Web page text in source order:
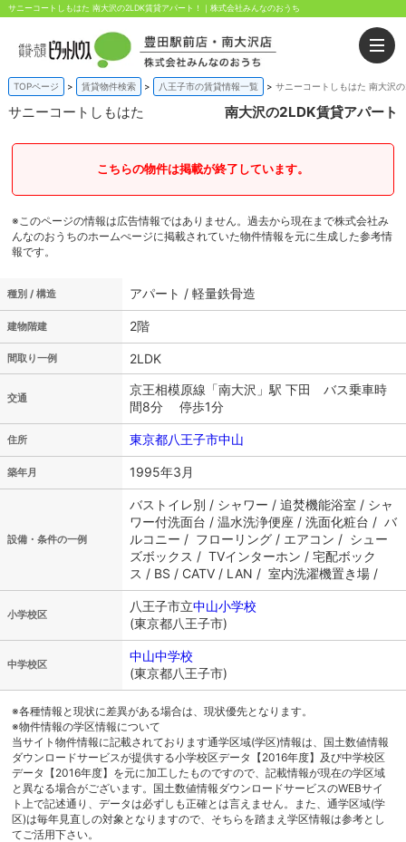
サニーコートしもはた 南大沢の2LDK賃貸アパート！｜株式会社みんなのおうち
TOPページ 賃貸物件検索 八王子市の賃貸情報一覧 サニーコートしもはた 南大沢
サニーコートしもはた 南大沢の2LDK賃貸アパート
こちらの物件は掲載が終了しています。
※このページの情報は広告情報ではありません。過去から現在まで株式会社み
んなのおうちのホームぺージに掲載されていた物件情報を元に生成した参考情
報です。
種別 / 構造 アパート / 軽量鉄骨造
建物階建 2階
間取り一例 2LDK
交通
京王相模原線「南大沢」駅 下田 バス乗車時
間8分 停歩1分
住所 東京都八王子市中山
築年月 1995年3月
設備・条件の一例
バストイレ別 / シャワー / 追焚機能浴室 / シャ
ワー付洗面台 / 温水洗浄便座 / 洗面化粧台 / バ
ルコニー / フローリング / エアコン / シュー
ズボックス / TVインターホン / 宅配ボック
ス / BS / CATV / LAN / 室内洗濯機置き場 /
小学校区
八王子市立中山小学校
(東京都八王子市)
中学校区
中山中学校
(東京都八王子市)
※各種情報と現状に差異がある場合は、現状優先となります。
※物件情報の学区情報について
当サイト物件情報に記載されております通学区域(学区)情報は、国土数値情報
ダウンロードサービスが提供する小学校区データ【2016年度】及び中学校区
データ【2016年度】を元に加工したものですので、記載情報が現在の学区域
と異なる場合がございます。国土数値情報ダウンロードサービスのWEBサイ
ト上で記述通り、データは必ずしも正確とは言えません。また、通学区域(学
区)は毎年見直しの対象となりますので、そちらを踏まえ学区情報は参考とし
てご活用下さい。